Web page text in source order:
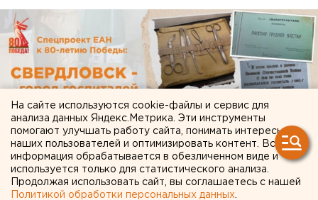
На сайте используются cookie-файлы и сервис для
анализа данных Яндекс.Метрика. Эти инструменты
помогают улучшать работу сайта, понимать интересы
наших пользователей и оптимизировать контент. Вся
информация обрабатывается в обезличенном виде и
используется только для статистического анализа.
Продолжая использовать сайт, вы соглашаетесь с нашей
Политикой обработки персональных данных